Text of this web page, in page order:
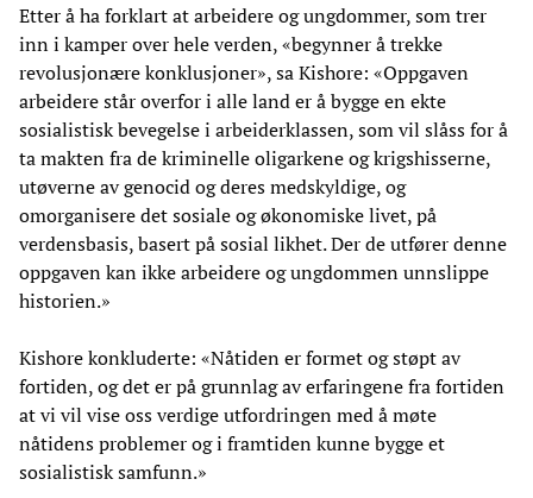
Etter å ha forklart at arbeidere og ungdommer, som trer
inn i kamper over hele verden, «begynner å trekke
revolusjonære konklusjoner», sa Kishore: «Oppgaven
arbeidere står overfor i alle land er å bygge en ekte
sosialistisk bevegelse i arbeiderklassen, som vil slåss for å
ta makten fra de kriminelle oligarkene og krigshisserne,
utøverne av genocid og deres medskyldige, og
omorganisere det sosiale og økonomiske livet, på
verdensbasis, basert på sosial likhet. Der de utfører denne
oppgaven kan ikke arbeidere og ungdommen unnslippe
historien.»
Kishore konkluderte: «Nåtiden er formet og støpt av
fortiden, og det er på grunnlag av erfaringene fra fortiden
at vi vil vise oss verdige utfordringen med å møte
nåtidens problemer og i framtiden kunne bygge et
sosialistisk samfunn.»